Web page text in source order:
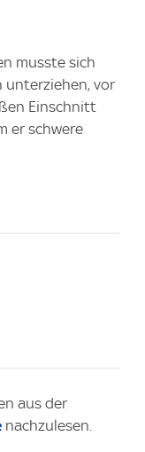
musste sich
unterziehen, vor
Einschnitt
er schwere
aus der
nachzulesen.